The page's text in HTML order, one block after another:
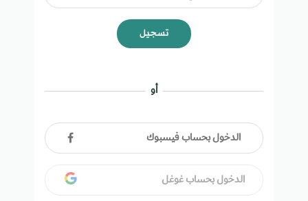
تسجيل
أو
الدخول بحساب فيسبوك
الدخول بحساب غوغل